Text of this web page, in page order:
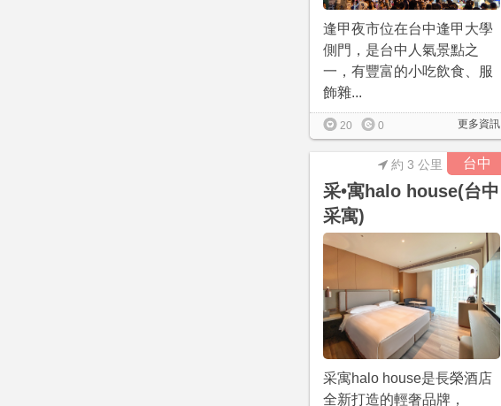
逢甲夜市位在台中逢甲大學
側門，是台中人氣景點之
一，有豐富的小吃飲食、服
飾雜...
更多資訊
20 0
台中
采•寓halo house(台中
采寓)
約 3 公里
采寓halo house是長榮酒店
全新打造的輕奢品牌，